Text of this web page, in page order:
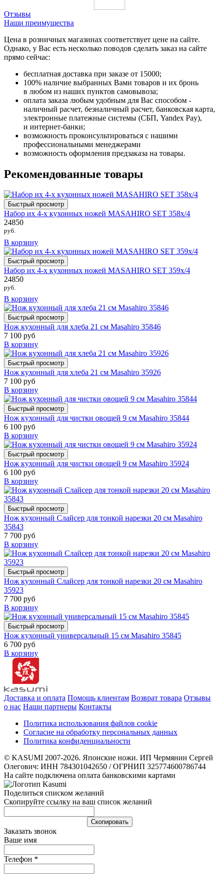
Отзывы
Наши преимущества
Цена в розничных магазинах соответствует цене на сайте.
Однако, у Вас есть несколько поводов сделать заказ на сайте
прямо сейчас:
бесплатная доставка при заказе от 15000;
100% наличие выбранных Вами товаров и их бронь
в любом из наших пунктов самовывоза;
оплата заказа любым удобным для Вас способом -
наличный расчет, безналичный расчет, банковская карта,
электронные платежные системы (СБП, Yandex Pay),
и интернет-банки;
возможность проконсультироваться с нашими
профессиональными менеджерами
возможность оформления предзаказа на товары.
Рекомендованные товары
Быстрый просмотр
Набор их 4-х кухонных ножей MASAHIRO SET 358х/4
24850
руб.
В корзину
Быстрый просмотр
Набор их 4-х кухонных ножей MASAHIRO SET 359х/4
24850
руб.
В корзину
Быстрый просмотр
Нож кухонный для хлеба 21 см Masahiro 35846
7 100 руб
В корзину
Быстрый просмотр
Нож кухонный для хлеба 21 см Masahiro 35926
7 100 руб
В корзину
Быстрый просмотр
Нож кухонный для чистки овощей 9 см Masahiro 35844
6 100 руб
В корзину
Быстрый просмотр
Нож кухонный для чистки овощей 9 см Masahiro 35924
6 100 руб
В корзину
Быстрый просмотр
Нож кухонный Слайсер для тонкой нарезки 20 см Masahiro
35843
7 700 руб
В корзину
Быстрый просмотр
Нож кухонный Слайсер для тонкой нарезки 20 см Masahiro
35923
7 700 руб
В корзину
Быстрый просмотр
Нож кухонный универсальный 15 см Masahiro 35845
6 700 руб
В корзину
Доставка и оплата Помощь клиентам Возврат товара Отзывы
о нас Наши партнеры Контакты
Политика использования файлов cookie
Согласие на обработку персональных данных
Политика конфиденциальности
© KASUMI 2007-2026. Японские ножи. ИП Чермянин Сергей
Олегович: ИНН 784301042650 / ОГРНИП 325774600786744
На сайте подключена оплата банковскими картами
Поделиться списком желаний
Скопируйте ссылку на ваш список желаний
Cкопировать
Заказать звонок
Ваше имя
Телефон *